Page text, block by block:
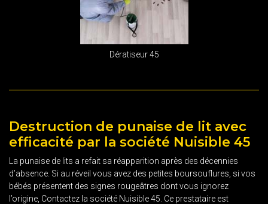
Dératiseur 45
Destruction de punaise de lit avec
efficacité par la société Nuisible 45
La punaise de lits a refait sa réapparition après des décennies
d’absence. Si au réveil vous avez des petites boursouflures, si vos
bébés présentent des signes rougeâtres dont vous ignorez
l’origine, Contactez la société Nuisible 45. Ce prestataire est